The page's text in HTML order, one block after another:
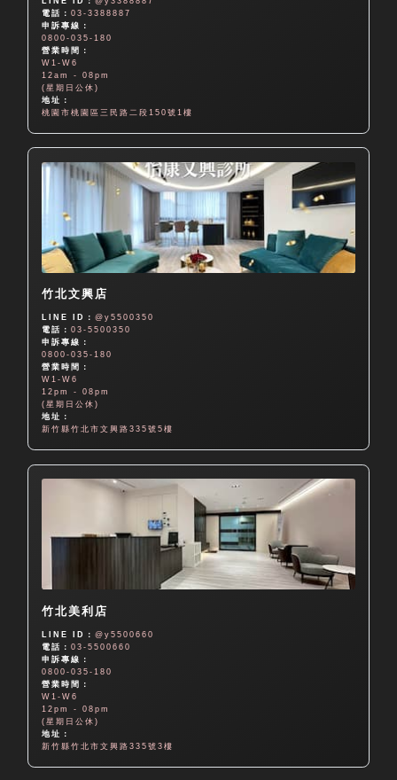
電話：03-3388887
申訴專線：
0800-035-180
營業時間：
W1-W6
12am - 08pm
(星期日公休)
地址：
桃園市桃園區三民路二段150號1樓
竹北文興店
LINE ID：@y5500350
電話：03-5500350
申訴專線：
0800-035-180
營業時間：
W1-W6
12pm - 08pm
(星期日公休)
地址：
新竹縣竹北市文興路335號5樓
竹北美利店
LINE ID：@y5500660
電話：03-5500660
申訴專線：
0800-035-180
營業時間：
W1-W6
12pm - 08pm
(星期日公休)
地址：
新竹縣竹北市文興路335號3樓